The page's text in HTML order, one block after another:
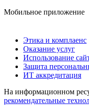
Мобильное приложение
Этика и комплаенс
Оказание услуг
Использование
Защита
ИТ аккредитация
На информационном
рекомендательные